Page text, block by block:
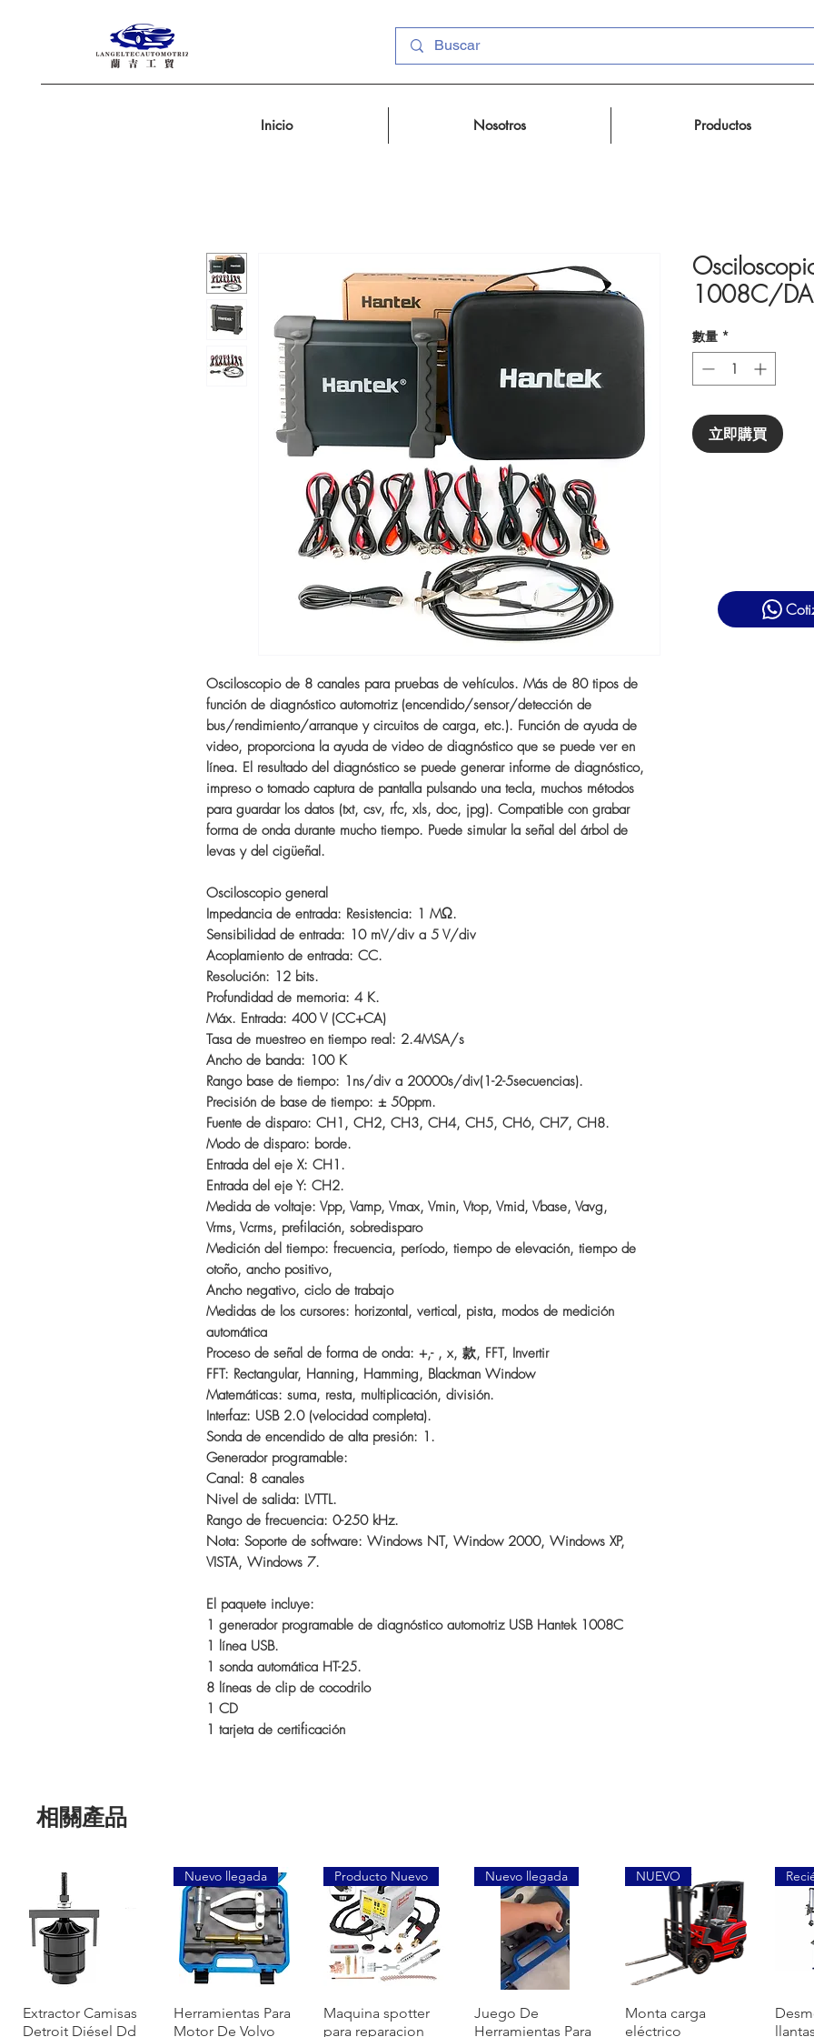
Inicio Nosotros Productos
Osciloscopio de 8 canales para pruebas de vehículos. Más de 80 tipos de
función de diagnóstico automotriz (encendido/sensor/detección de
bus/rendimiento/arranque y circuitos de carga, etc.). Función de ayuda de
video, proporciona la ayuda de video de diagnóstico que se puede ver en
línea. El resultado del diagnóstico se puede generar informe de diagnóstico,
impreso o tomado captura de pantalla pulsando una tecla, muchos métodos
para guardar los datos (txt, csv, rfc, xls, doc, jpg). Compatible con grabar
forma de onda durante mucho tiempo. Puede simular la señal del árbol de
levas y del cigüeñal.
Osciloscopio general
Impedancia de entrada: Resistencia: 1 MΩ.
Sensibilidad de entrada: 10 mV/div a 5 V/div
Acoplamiento de entrada: CC.
Resolución: 12 bits.
Profundidad de memoria: 4 K.
Máx. Entrada: 400 V (CC+CA)
Tasa de muestreo en tiempo real: 2.4MSA/s
Ancho de banda: 100 K
Rango base de tiempo: 1ns/div a 20000s/div(1-2-5secuencias).
Precisión de base de tiempo: ± 50ppm.
Fuente de disparo: CH1, CH2, CH3, CH4, CH5, CH6, CH7, CH8.
Modo de disparo: borde.
Entrada del eje X: CH1.
Entrada del eje Y: CH2.
Medida de voltaje: Vpp, Vamp, Vmax, Vmin, Vtop, Vmid, Vbase, Vavg,
Vrms, Vcrms, prefilación, sobredisparo
Medición del tiempo: frecuencia, período, tiempo de elevación, tiempo de
otoño, ancho positivo,
Ancho negativo, ciclo de trabajo
Medidas de los cursores: horizontal, vertical, pista, modos de medición
automática
Proceso de señal de forma de onda: +,- , x, 款, FFT, Invertir
FFT: Rectangular, Hanning, Hamming, Blackman Window
Matemáticas: suma, resta, multiplicación, división.
Interfaz: USB 2.0 (velocidad completa).
Sonda de encendido de alta presión: 1.
Generador programable:
Canal: 8 canales
Nivel de salida: LVTTL.
Rango de frecuencia: 0-250 kHz.
Nota: Soporte de software: Windows NT, Window 2000, Windows XP,
VISTA, Windows 7.
El paquete incluye:
1 generador programable de diagnóstico automotriz USB Hantek 1008C
1 línea USB.
1 sonda automática HT-25.
8 líneas de clip de cocodrilo
1 CD
1 tarjeta de certificación
1008C/
數量 *
立即購買
相關產品
快速瀏覽
Extractor Camisas
Detroit Diésel Dd
快速瀏覽
Nuevo llegada
Herramientas Para
Motor De Volvo
快速瀏覽
Producto Nuevo
Maquina spotter
para reparacion
快速瀏覽
Nuevo llegada
Juego De
Herramientas Para
快速瀏覽
NUEVO
Monta carga
eléctrico